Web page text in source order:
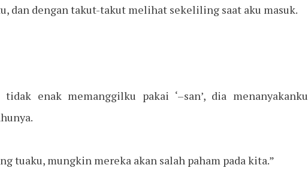
dan dengan takut-takut melihat sekeliling saat aku masuk.
enak memanggilku pakai ‘–san’, dia menanyakanku
tuaku, mungkin mereka akan salah paham pada kita.”